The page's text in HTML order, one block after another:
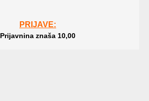
PRIJAVE:
Prijavnina znaša 10,00